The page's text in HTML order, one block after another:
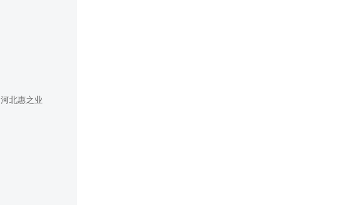
河北惠之业